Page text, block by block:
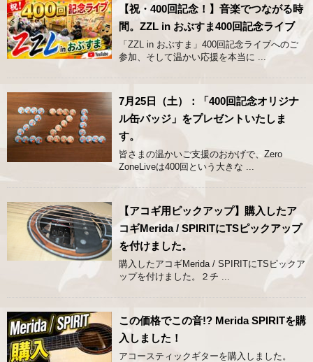
【祝・400回記念！】音楽でつながる時
間。ZZL in おぶすま400回記念ライブ
「ZZL in おぶすま」400回記念ライブへのご
参加、そして温かい応援を本当に ...
7月25日（土）：「400回記念オリジナ
ル缶バッジ」をプレゼントいたしま
す。
皆さまの温かいご支援のおかげで、Zero
ZoneLiveは400回という大きな ...
【アコギ用ピックアップ】購入したア
コギMerida / SPIRITにTSピックアップ
を付けました。
購入したアコギMerida / SPIRITにTSピックア
ップを付けました。２チ ...
この価格でこの音!? Merida SPIRITを購
入しました！
アコースティックギターを購入しました。